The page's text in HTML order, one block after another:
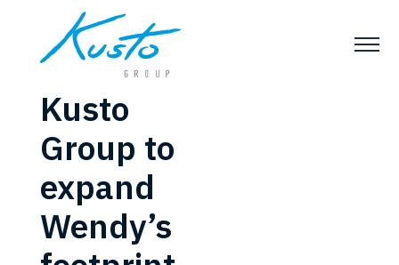
Kusto
Group to
expand
Wendy’s